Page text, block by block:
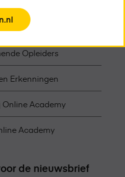
aanvragen
Opleiders
Erkenningen
Academy
Academy
de nieuwsbrief